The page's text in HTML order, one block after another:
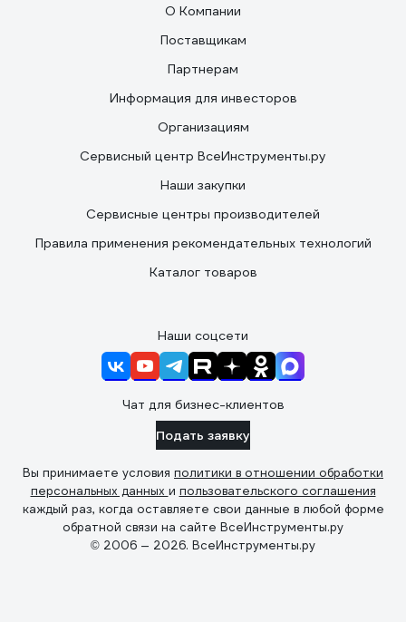
О Компании
Поставщикам
Партнерам
Информация для инвесторов
Организациям
Сервисный центр ВсеИнструменты.ру
Наши закупки
Сервисные центры производителей
Правила применения рекомендательных технологий
Каталог товаров
Наши соцсети
Чат для бизнес-клиентов
Подать заявку
Вы принимаете условия политики в отношении обработки
персональных данных и пользовательского соглашения
каждый раз, когда оставляете свои данные в любой форме
обратной связи на сайте ВсеИнструменты.ру
© 2006 — 2026. ВсеИнструменты.ру